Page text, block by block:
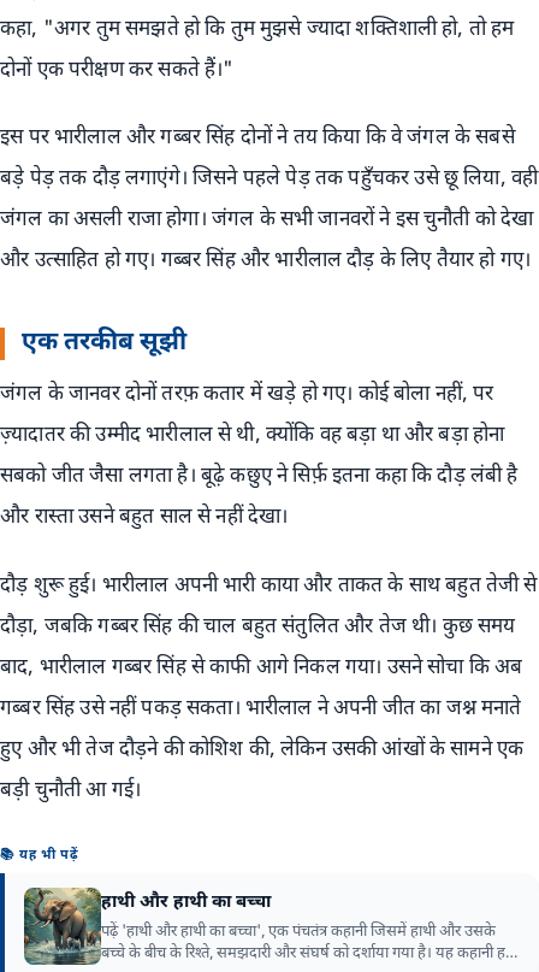
कहा, "अगर तुम समझते हो कि तुम मुझसे ज्यादा शक्तिशाली हो, तो हम
दोनों एक परीक्षण कर सकते हैं।"
इस पर भारीलाल और गब्बर सिंह दोनों ने तय किया कि वे जंगल के सबसे
बड़े पेड़ तक दौड़ लगाएंगे। जिसने पहले पेड़ तक पहुँचकर उसे छू लिया, वही
जंगल का असली राजा होगा। जंगल के सभी जानवरों ने इस चुनौती को देखा
और उत्साहित हो गए। गब्बर सिंह और भारीलाल दौड़ के लिए तैयार हो गए।
एक तरकीब सूझी
जंगल के जानवर दोनों तरफ़ कतार में खड़े हो गए। कोई बोला नहीं, पर
ज़्यादातर की उम्मीद भारीलाल से थी, क्योंकि वह बड़ा था और बड़ा होना
सबको जीत जैसा लगता है। बूढ़े कछुए ने सिर्फ़ इतना कहा कि दौड़ लंबी है
और रास्ता उसने बहुत साल से नहीं देखा।
दौड़ शुरू हुई। भारीलाल अपनी भारी काया और ताकत के साथ बहुत तेजी से
दौड़ा, जबकि गब्बर सिंह की चाल बहुत संतुलित और तेज थी। कुछ समय
बाद, भारीलाल गब्बर सिंह से काफी आगे निकल गया। उसने सोचा कि अब
गब्बर सिंह उसे नहीं पकड़ सकता। भारीलाल ने अपनी जीत का जश्न मनाते
हुए और भी तेज दौड़ने की कोशिश की, लेकिन उसकी आंखों के सामने एक
बड़ी चुनौती आ गई।
📚 यह भी पढ़ें
हाथी और हाथी का बच्चा
पढ़ें 'हाथी और हाथी का बच्चा', एक पंचतंत्र कहानी जिसमें हाथी और उसके
बच्चे के बीच के रिश्ते, समझदारी और संघर्ष को दर्शाया गया है। यह कहानी हमें